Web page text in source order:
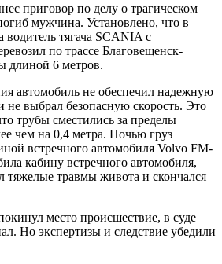
приговор по делу о трагическом
мужчина. Установлено, что в
водитель тягача SCANIA с
по трассе Благовещенск-
длиной 6 метров.
автомобиль не обеспечил надежную
не выбрал безопасную скорость. Это
трубы сместились за пределы
чем на 0,4 метра. Ночью груз
встречного автомобиля Volvo FM-
кабину встречного автомобиля,
тяжелые травмы живота и скончался
место происшествие, в суде
Но экспертизы и следствие убедили